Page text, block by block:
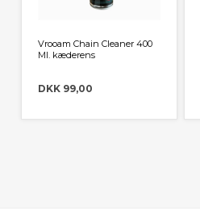
Vrooam Chain Cleaner 400
Ml. kæderens
DKK 99,00